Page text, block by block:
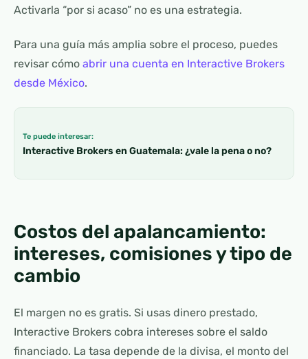
Activarla “por si acaso” no es una estrategia.
Para una guía más amplia sobre el proceso, puedes
revisar cómo abrir una cuenta en Interactive Brokers
desde México.
Te puede interesar:
Interactive Brokers en Guatemala: ¿vale la pena o no?
Costos del apalancamiento:
intereses, comisiones y tipo de
cambio
El margen no es gratis. Si usas dinero prestado,
Interactive Brokers cobra intereses sobre el saldo
financiado. La tasa depende de la divisa, el monto del